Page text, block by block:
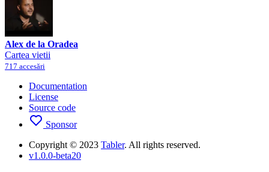
Alex de la Oradea
Cartea vietii
717 accesări
Documentation
License
Source code
Sponsor
Copyright © 2023 Tabler. All rights reserved.
v1.0.0-beta20